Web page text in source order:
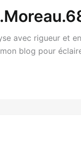
avec rigueur et
blog pour